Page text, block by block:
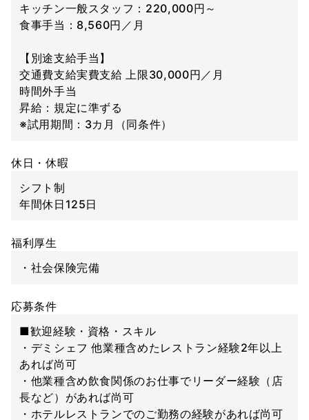
キッチン一般スタッフ：220,000円～
食事手当：8,560円／月
【別途支給手当】
交通費支給実費支給 上限30,000円／月
時間外手当
昇給：規定に準ずる
※試用期間：3カ月（同条件）
休日・休暇
シフト制
年間休日125日
福利厚生
・社会保険完備
応募条件
■歓迎経験・資格・スキル
・デミシェフ 他業種含めたレストラン経験2年以上
あれば尚可
・他業種含め飲食関係のお仕事でリーダー経験（店
長など）があれば尚可
・ホテルレストランでのご勤務の経験があれば尚可